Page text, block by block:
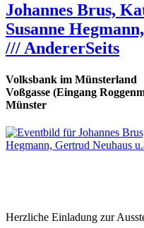
Johannes Brus,
Susanne
/// AndererSeits
Volksbank im Münsterland
Voßgasse (Eingang
Münster
Herzliche Einladung zur